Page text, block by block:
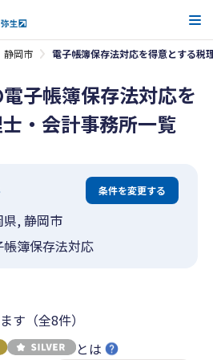
静岡市 電子帳簿保存法対応を得意とする税
子帳簿保存法対応を
・会計事務所一覧
条件を変更する
県, 静岡市
帳簿保存法対応
す（全8件）
とは